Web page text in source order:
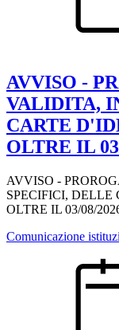
AVVISO -
VALIDITA,
CARTE
OLTRE IL
AVVISO -
SPECIFICI, DELLE
OLTRE IL 03/08/
Comunicazione